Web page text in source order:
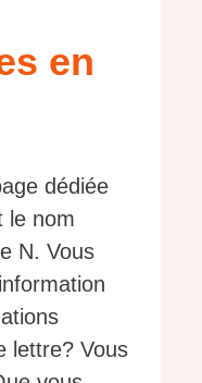
en
dédiée
le nom
N. Vous
lettre? Vous